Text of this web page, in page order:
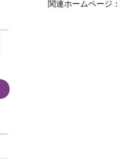
関連ホームページ：